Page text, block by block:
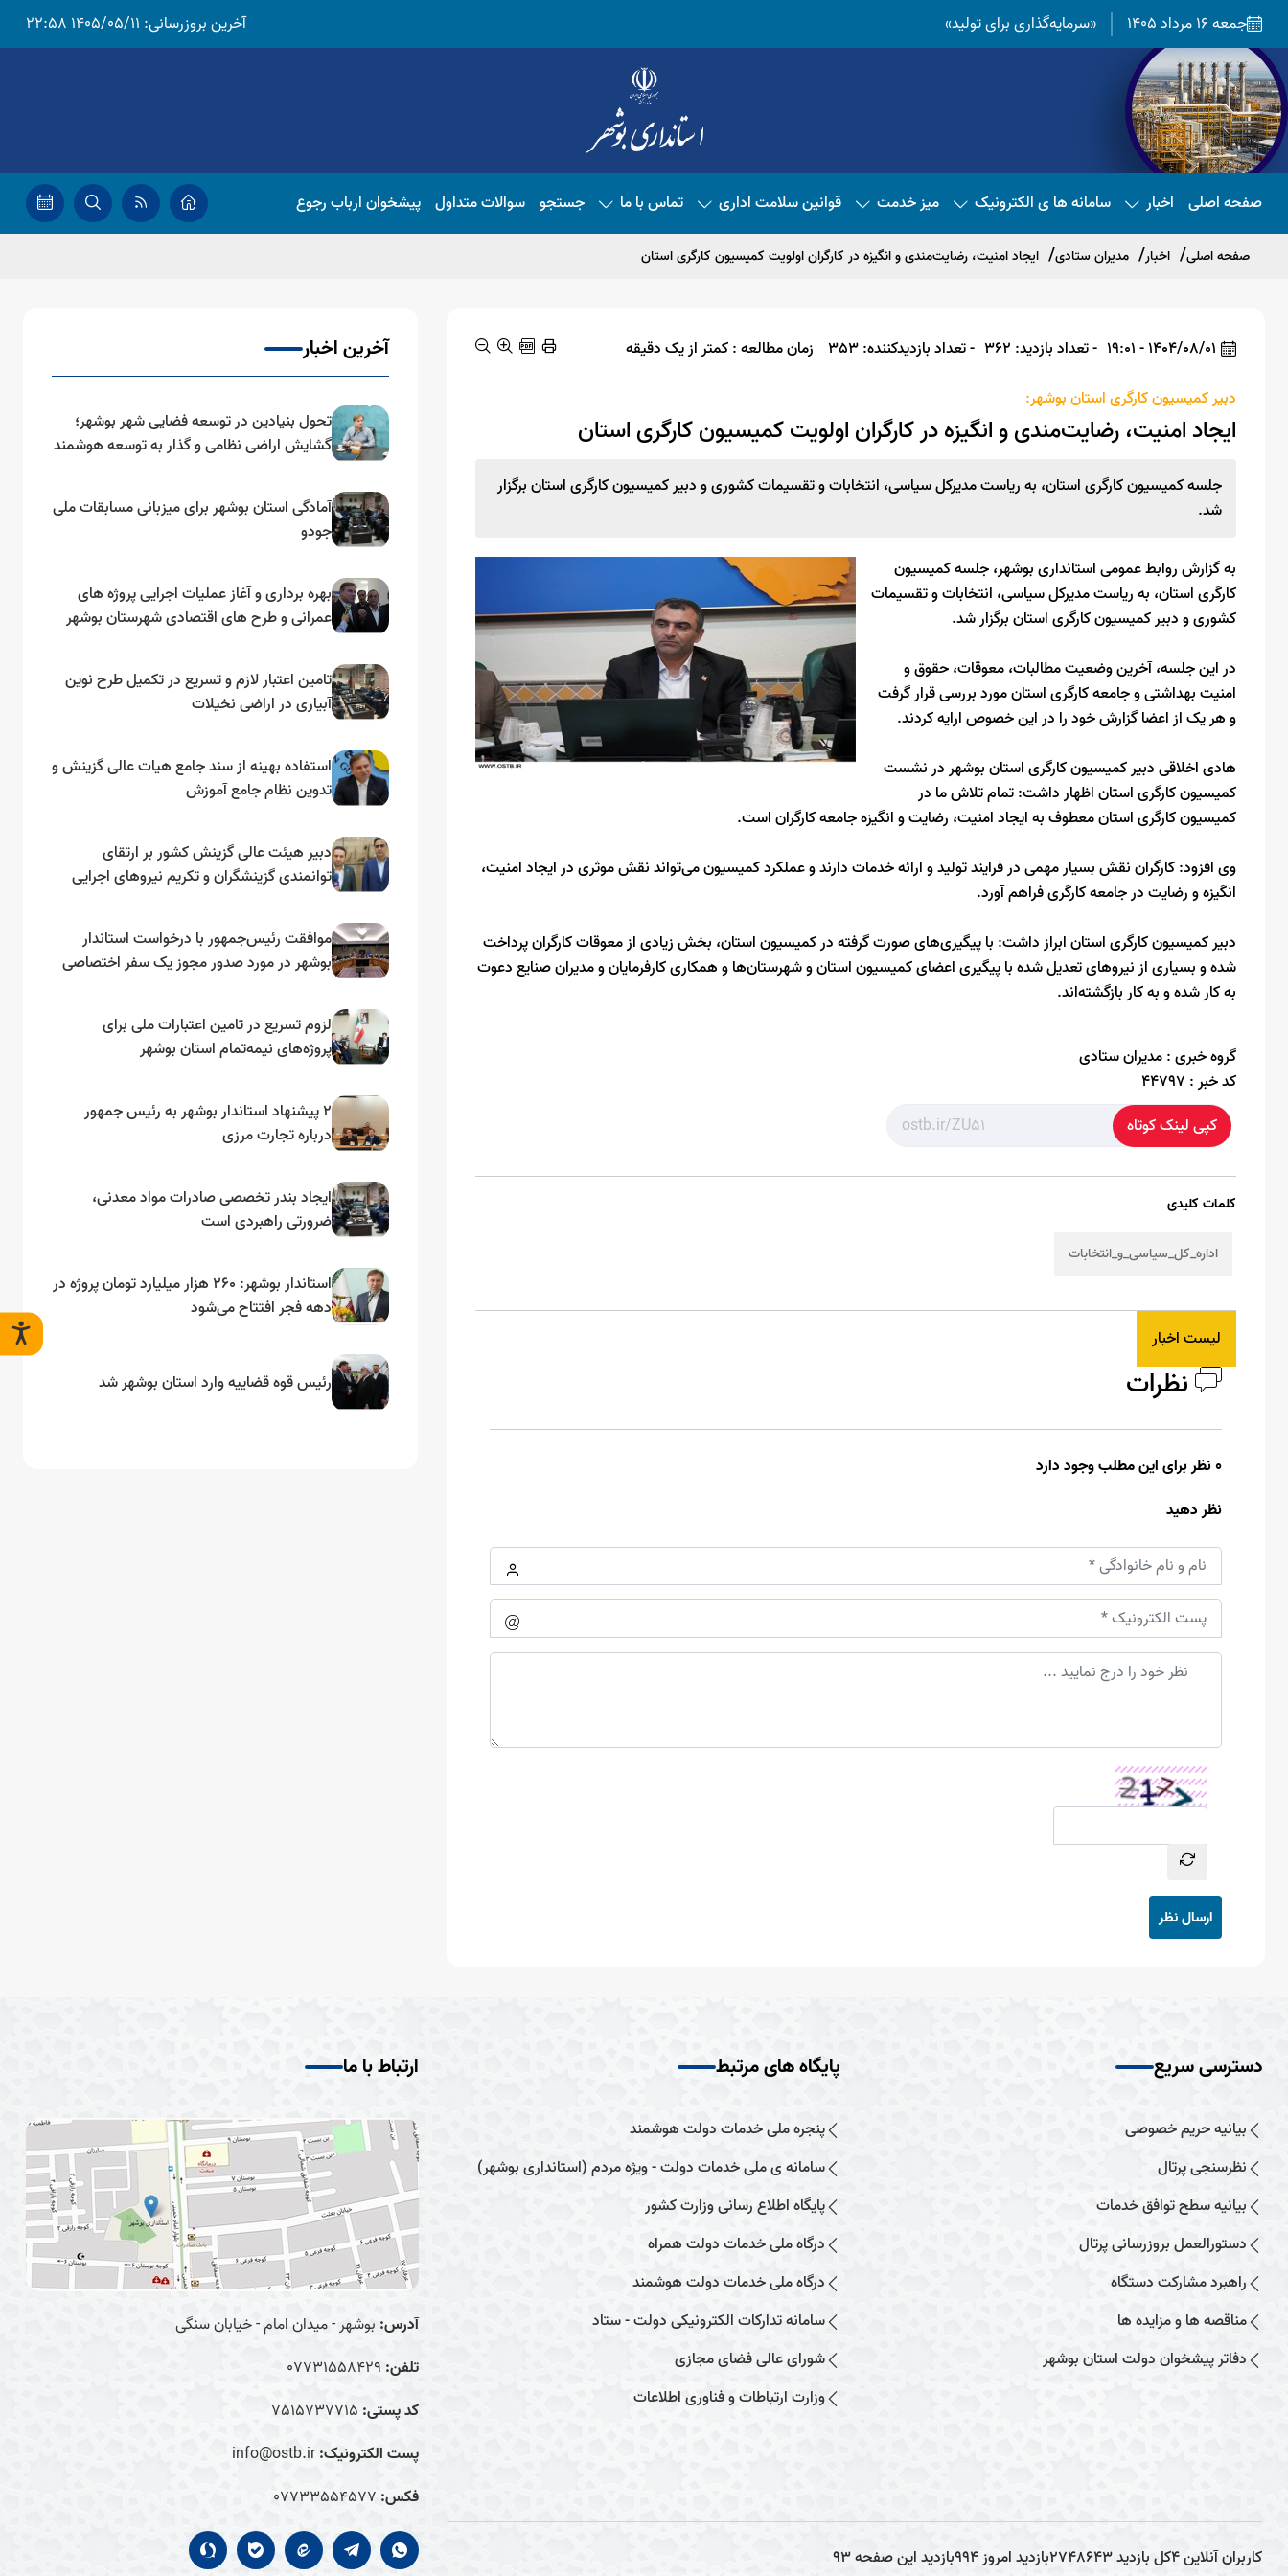
جمعه 16 مرداد 1405 «سرمایه‌گذاری برای تولید» آخرین بروزرسانی: 1405/05/11 22:58
صفحه اصلی اخبار سامانه ها ی الکترونیک میز خدمت قوانین سلامت اداری تماس با ما جستجو سوالات متداول پیشخوان ارباب رجوع
صفحه اصلی اخبار مدیران ستادی ایجاد امنیت، رضایت‌مندی و انگیزه در کارگران اولویت کمیسیون کارگری استان
1404/08/01 - 19:01 - تعداد بازدید: 362 - تعداد بازدیدکننده: 353
زمان مطالعه : کمتر از یک دقیقه
دبیر کمیسیون کارگری استان بوشهر:
ایجاد امنیت، رضایت‌مندی و انگیزه در کارگران اولویت کمیسیون کارگری استان
جلسه کمیسیون کارگری استان، به ریاست مدیرکل سیاسی، انتخابات و تقسیمات کشوری و دبیر کمیسیون کارگری استان برگزار
شد.
به گزارش روابط عمومی استانداری بوشهر، جلسه کمیسیون
کارگری استان، به ریاست مدیرکل سیاسی، انتخابات و تقسیمات
کشوری و دبیر کمیسیون کارگری استان برگزار شد.
در این جلسه، آخرین وضعیت مطالبات، معوقات، حقوق‌ و
امنیت بهداشتی و جامعه کارگری استان مورد بررسی قرار گرفت
و هر یک از اعضا گزارش خود را در این خصوص ارایه کردند.‌
هادی اخلاقی دبیر کمیسیون کارگری استان بوشهر در نشست
کمیسیون کارگری استان اظهار داشت: تمام تلاش ما در
کمیسیون کارگری استان معطوف به ایجاد امنیت، رضایت‌ و انگیزه جامعه کارگران است.
وی افزود: کارگران نقش بسیار مهمی در فرایند تولید و ارائه خدمات دارند و عملکرد کمیسیون می‌تواند نقش موثری در ایجاد امنیت،
انگیزه و رضایت در جامعه کارگری فراهم آورد.
دبیر کمیسیون کارگری استان ابراز داشت: با پیگیری‌های صورت گرفته در کمیسیون استان، بخش زیادی از معوقات کارگران پرداخت
شده و بسیاری از نیروهای تعدیل شده با پیگیری اعضای کمیسیون استان و شهرستان‌ها و همکاری کارفرمایان و مدیران صنایع دعوت
به کار شده و به کار بازگشته‌اند.
گروه خبری :مدیران ستادی
کد خبر : 44797
کپی لینک کوتاه
کلمات کلیدی
اداره_کل_سیاسی_و_انتخابات
لیست اخبار
نظرات
0 نظر برای این مطلب وجود دارد
نظر دهید
ارسال نظر
آخرین اخبار
تحول بنیادین در توسعه فضایی شهر بوشهر؛
گشایش اراضی نظامی و گذار به توسعه هوشمند
آمادگی استان بوشهر برای میزبانی مسابقات ملی
جودو
بهره برداری و آغاز عملیات اجرایی پروژه های
عمرانی و طرح های اقتصادی شهرستان بوشهر
تامین اعتبار لازم و تسریع در تکمیل طرح نوین
آبیاری در اراضی نخیلات
استفاده بهینه از سند جامع هیات عالی گزینش و‌
تدوین نظام جامع آموزش
دبیر هیئت عالی گزینش کشور بر ارتقای
توانمندی گزینشگران و تکریم نیروهای اجرایی
موافقت رئیس‌جمهور با درخواست استاندار
بوشهر در مورد صدور مجوز یک سفر اختصاصی
لزوم تسریع در تامین اعتبارات ملی برای
پروژه‌های نیمه‌تمام استان بوشهر
۲ پیشنهاد استاندار بوشهر به رئیس جمهور
درباره تجارت مرزی
ایجاد بندر تخصصی صادرات مواد معدنی،
ضرورتی راهبردی است
استاندار بوشهر: ۲۶۰ هزار میلیارد تومان پروژه در
دهه فجر افتتاح می‌شود
رئیس قوه قضاییه وارد استان بوشهر شد
دسترسی سریع
بیانیه حریم خصوصی
نظرسنجی پرتال
بیانیه سطح توافق خدمات
دستورالعمل بروزرسانی پرتال
راهبرد مشارکت دستگاه
مناقصه ها و مزایده ها
دفاتر پیشخوان دولت استان بوشهر
پایگاه های مرتبط
پنجره ملی خدمات دولت هوشمند
سامانه ی ملی خدمات دولت - ویژه مردم (استانداری بوشهر)
پایگاه اطلاع رسانی وزارت کشور
درگاه ملی خدمات دولت همراه
درگاه ملی خدمات دولت هوشمند
سامانه تدارکات الکترونیکی دولت - ستاد
شورای عالی فضای مجازی
وزارت ارتباطات و فناوری اطلاعات
ارتباط با ما
آدرس: بوشهر - میدان امام - خیابان سنگی
تلفن: 07731558429
کد پستی: 7515737715
پست الکترونیک:info@ostb.ir
فکس: 07733554577
کاربران آنلاین4کل بازدید2748643بازدید امروز994بازدید این صفحه93